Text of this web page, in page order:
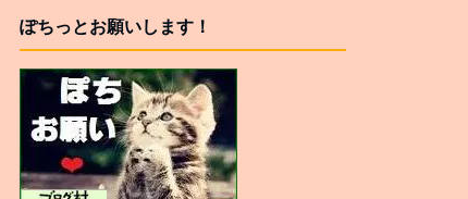
ぽちっとお願いします！